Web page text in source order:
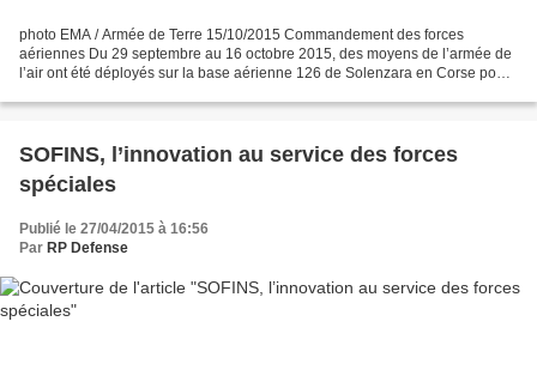
photo EMA / Armée de Terre 15/10/2015 Commandement des forces
aériennes Du 29 septembre au 16 octobre 2015, des moyens de l’armée de
l’air ont été déployés sur la base aérienne 126 de Solenzara en Corse pour
SOFINS, l’innovation au service des forces
spéciales
Publié le 27/04/2015 à 16:56
Par RP Defense